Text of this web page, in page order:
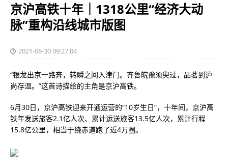
京沪高铁十年｜1318公里“经济大动
脉”重构沿线城市版图
2021-06-30 09:27:04
“银龙出京一路奔，转瞬之间入津门。齐鲁皖豫须臾过，品茗到沪
尚存温。”这首诗描绘的主角是京沪高铁。
6月30日，京沪高铁迎来开通运营的“10岁生日”，十年间，京沪高
铁年发送旅客2.1亿人次、累计运送旅客13.5亿人次，累计行程
15.8亿公里，相当于绕赤道跑了近4万圈。